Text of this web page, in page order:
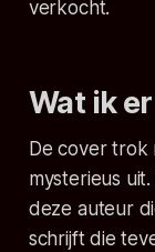
verkocht.
Wat ik
De cover trok
mysterieus
deze auteur
schrijft die